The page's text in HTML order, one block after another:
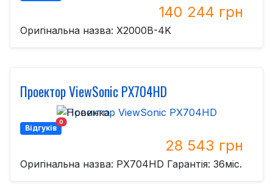
140 244 грн
Оригінальна назва: X2000B-4K
Проектор ViewSonic PX704HD
Відгуків
0
28 543 грн
Оригінальна назва: PX704HD Гарантія: 36міс.